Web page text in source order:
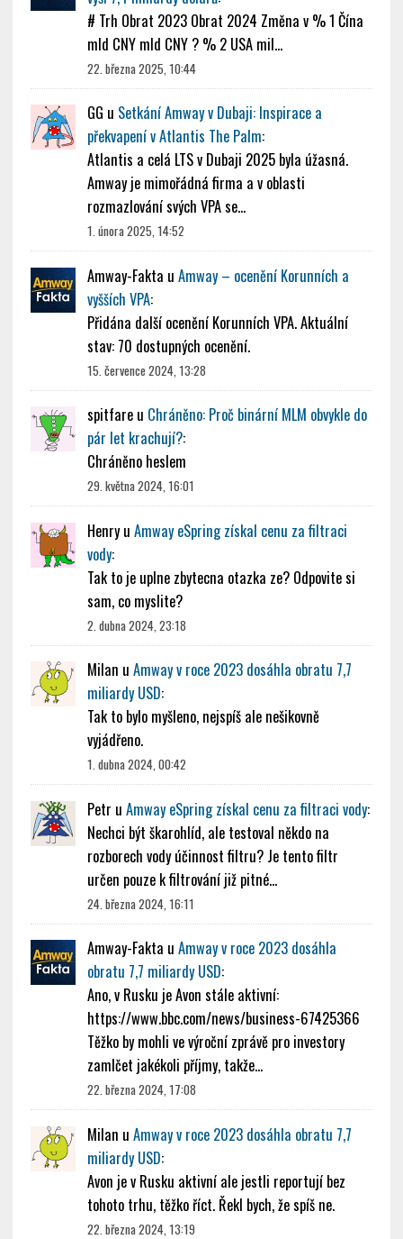
# Trh Obrat 2023 Obrat 2024 Změna v % 1 Čína
mld CNY mld CNY ? % 2 USA mil…
22. března 2025, 10:44
GG u Setkání Amway v Dubaji: Inspirace a
překvapení v Atlantis The Palm:
Atlantis a celá LTS v Dubaji 2025 byla úžasná.
Amway je mimořádná firma a v oblasti
rozmazlování svých VPA se…
1. února 2025, 14:52
Amway-Fakta u Amway – ocenění Korunních a
vyšších VPA:
Přidána další ocenění Korunních VPA. Aktuální
stav: 70 dostupných ocenění.
15. července 2024, 13:28
spitfareu Chráněno: Proč binární MLM obvykle do
pár let krachují?:
Chráněno heslem
29. května 2024, 16:01
Henryu Amway eSpring získal cenu za filtraci
vody:
Tak to je uplne zbytecna otazka ze? Odpovite si
sam, co myslite?
2. dubna 2024, 23:18
Milan u Amway v roce 2023 dosáhla obratu 7,7
miliardy USD:
Tak to bylo myšleno, nejspíš ale nešikovně
vyjádřeno.
1. dubna 2024, 00:42
Petr u Amway eSpring získal cenu za filtraci vody:
Nechci být škarohlíd, ale testoval někdo na
rozborech vody účinnost filtru? Je tento filtr
určen pouze k filtrování již pitné…
24. března 2024, 16:11
Amway-Fakta u Amway v roce 2023 dosáhla
obratu 7,7 miliardy USD:
Ano, v Rusku je Avon stále aktivní:
https://www.bbc.com/news/business-67425366
Těžko by mohli ve výroční zprávě pro investory
zamlčet jakékoli příjmy, takže…
22. března 2024, 17:08
Milan u Amway v roce 2023 dosáhla obratu 7,7
miliardy USD:
Avon je v Rusku aktivní ale jestli reportují bez
tohoto trhu, těžko říct. Řekl bych, že spíš ne.
22. března 2024, 13:19